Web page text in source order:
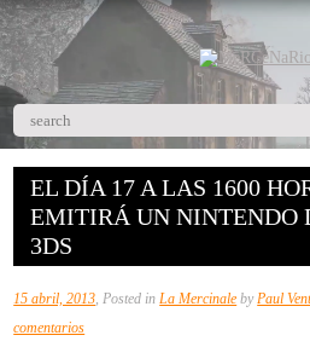
EL DÍA 17 A LAS 1600
EMITIRÁ UN NINTENDO
3DS
15 abril, 2013, Posted inLa Mercinale byPaul
comentariosen